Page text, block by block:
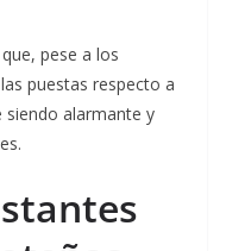
pese a los
puestas respecto a
siendo alarmante y